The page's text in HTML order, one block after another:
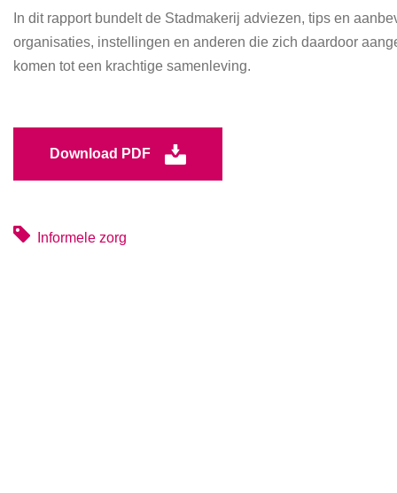
In dit rapport bundelt de Stadmakerij adviezen, tips en
organisaties, instellingen en anderen die zich daardoor
komen tot een krachtige samenleving.
Download PDF
Informele zorg